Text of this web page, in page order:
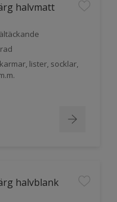
halvmatt
lister, socklar,
halvblank